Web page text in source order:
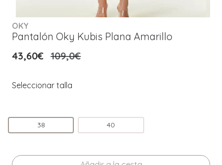
OKY
Pantalón Oky Kubis Plana Amarillo
43,60€ 109,0€
Seleccionar talla
38 40